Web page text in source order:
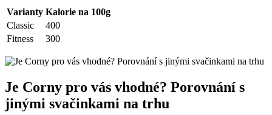
Varianty Kalorie na 100g
Classic
400
Fitness
300
Je Corny pro‍ vás vhodné? Porovnání s
jinými svačinkami na trhu